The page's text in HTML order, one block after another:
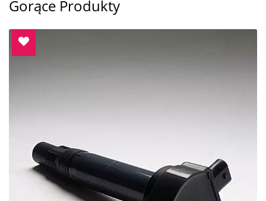
Gorące Produkty